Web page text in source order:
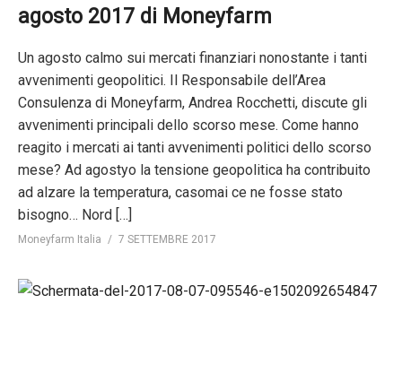
agosto 2017 di Moneyfarm
Un agosto calmo sui mercati finanziari nonostante i tanti
avvenimenti geopolitici. Il Responsabile dell’Area
Consulenza di Moneyfarm, Andrea Rocchetti, discute gli
avvenimenti principali dello scorso mese. Come hanno
reagito i mercati ai tanti avvenimenti politici dello scorso
mese? Ad agostyo la tensione geopolitica ha contribuito
ad alzare la temperatura, casomai ce ne fosse stato
bisogno… Nord […]
Moneyfarm Italia 7 SETTEMBRE 2017